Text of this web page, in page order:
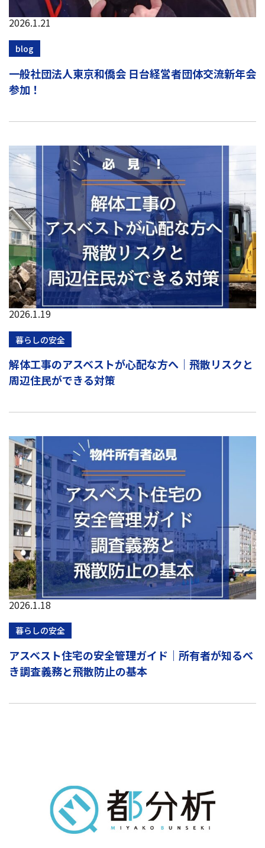
2026.1.21
blog
一般社団法人東京和僑会 日台経営者団体交流新年会
参加！
2026.1.19
暮らしの安全
解体工事のアスベストが心配な方へ｜飛散リスクと
周辺住民ができる対策
2026.1.18
暮らしの安全
アスベスト住宅の安全管理ガイド｜所有者が知るべ
き調査義務と飛散防止の基本